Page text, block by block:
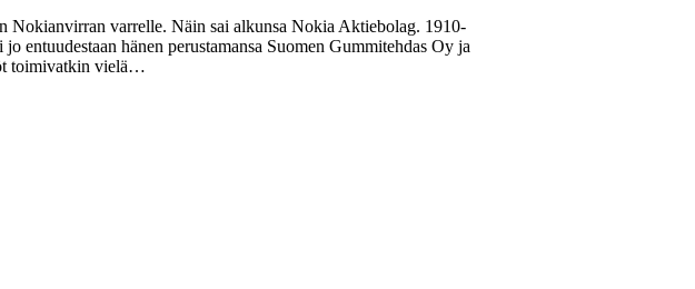
Nokianvirran varrelle. Näin sai alkunsa Nokia Aktiebolag. 1910-
hänen perustamansa Suomen Gummitehdas Oy ja
toimivatkin vielä…